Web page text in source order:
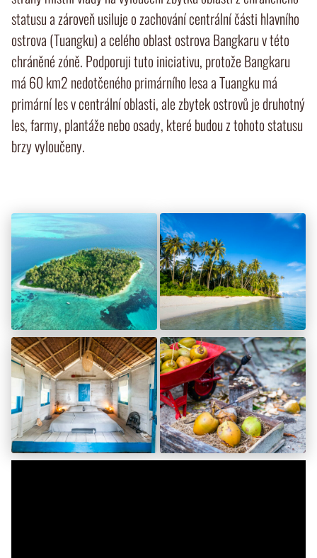
statusu a zároveň usiluje o zachování centrální části hlavního
ostrova (Tuangku) a celého oblast ostrova Bangkaru v této
chráněné zóně. Podporuji tuto iniciativu, protože Bangkaru
má 60 km2 nedotčeného primárního lesa a Tuangku má
primární les v centrální oblasti, ale zbytek ostrovů je druhotný
les, farmy, plantáže nebo osady, které budou z tohoto statusu
brzy vyloučeny.